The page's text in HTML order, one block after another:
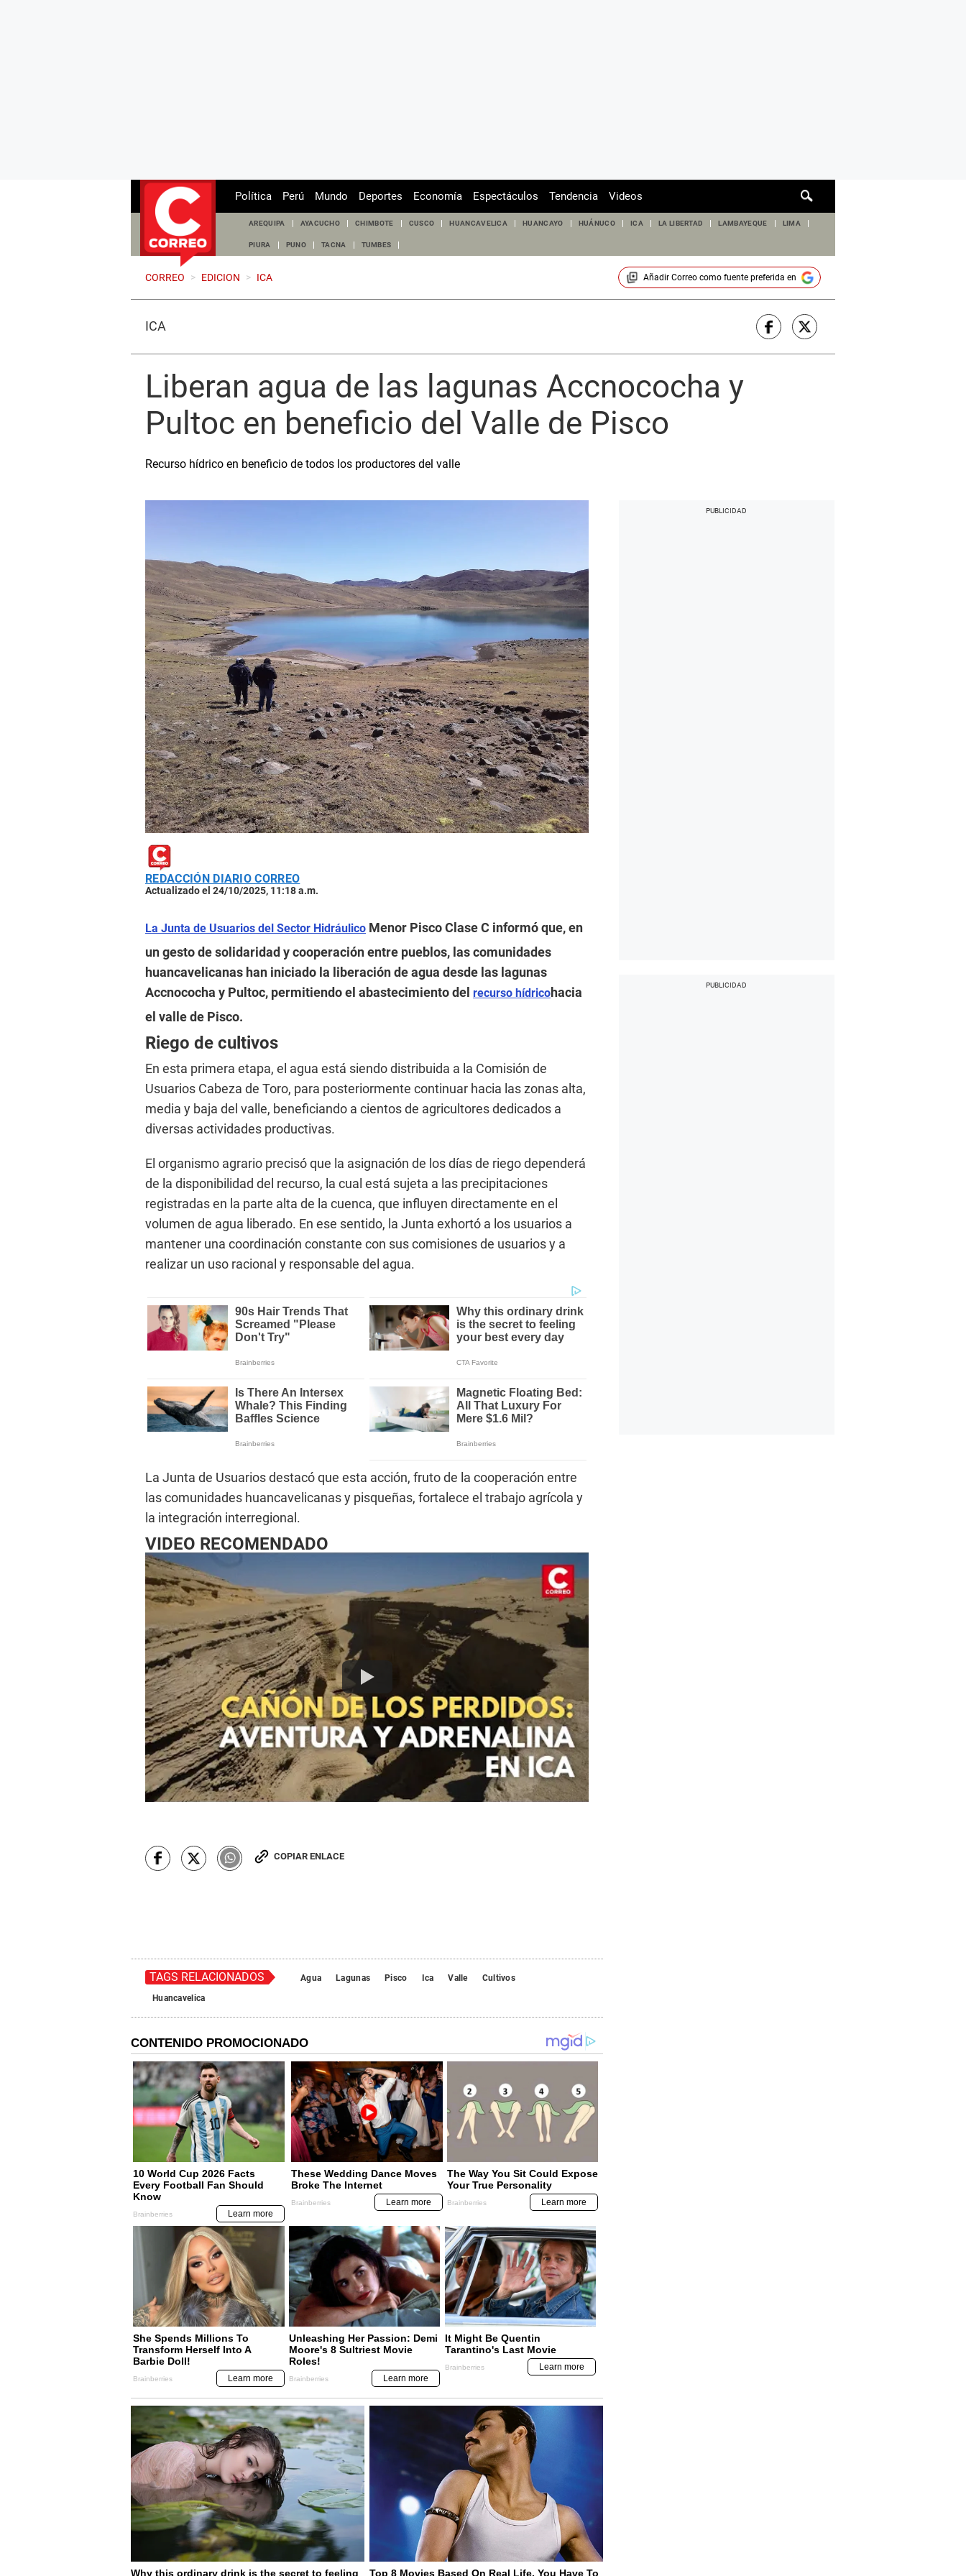
de
Política Perú Mundo Deportes Economía Espectáculos Tendencia Videos
AREQUIPA AYACUCHO CHIMBOTE CUSCO HUANCAVELICA HUANCAYO HUÁNUCO ICA LA LIBERTAD LAMBAYEQUE LIMA
PIURA PUNO TACNA TUMBES
CORREO > EDICION > ICA Añadir Correocomo fuente preferida en
ICA
Liberan agua de las lagunas Accnococha y
Pultoc en beneficio del Valle de Pisco
Recurso hídrico en beneficio de todos los productores del valle
REDACCIÓN DIARIO CORREO
Actualizado el 24/10/2025, 11:18 a.m.
La Junta de Usuarios del Sector Hidráulico Menor Pisco Clase C informó que, en
un gesto de solidaridad y cooperación entre pueblos, las comunidades
huancavelicanas han iniciado la liberación de agua desde las lagunas
Accnococha y Pultoc, permitiendo el abastecimiento del recurso hídricohacia
el valle de Pisco.
Riego de cultivos
En esta primera etapa, el agua está siendo distribuida a la Comisión de
Usuarios Cabeza de Toro, para posteriormente continuar hacia las zonas alta,
media y baja del valle, beneficiando a cientos de agricultores dedicados a
diversas actividades productivas.
El organismo agrario precisó que la asignación de los días de riego dependerá
de la disponibilidad del recurso, la cual está sujeta a las precipitaciones
registradas en la parte alta de la cuenca, que influyen directamente en el
volumen de agua liberado. En ese sentido, la Junta exhortó a los usuarios a
mantener una coordinación constante con sus comisiones de usuarios y a
realizar un uso racional y responsable del agua.
La Junta de Usuarios destacó que esta acción, fruto de la cooperación entre
las comunidades huancavelicanas y pisqueñas, fortalece el trabajo agrícola y
la integración interregional.
VIDEO RECOMENDADO
COPIAR ENLACE
TAGS RELACIONADOS Agua Lagunas Pisco Ica Valle
Cultivos
Huancavelica